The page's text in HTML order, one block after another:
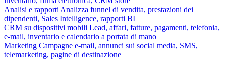
Analisi e rapporti Analizza funnel di vendita, prestazioni dei
dipendenti, Sales Intelligence, rapporti BI
CRM su dispositivi mobili Lead, affari, fatture, pagamenti, telefonia,
e-mail, inventario e calendario a portata di mano
Marketing Campagne e-mail, annunci sui social media, SMS,
telemarketing, pagine di destinazione